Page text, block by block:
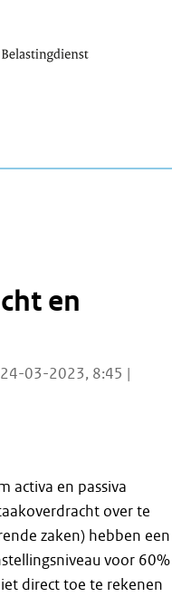
en
03-2023, 8:45 |
activa en passiva
over te
zaken) hebben een
voor 60%
direct toe te rekenen